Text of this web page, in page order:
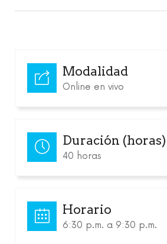
Modalidad
Online en vivo
Duración (horas)
40 horas
Horario
6:30 p.m. a 9:30 p.m.